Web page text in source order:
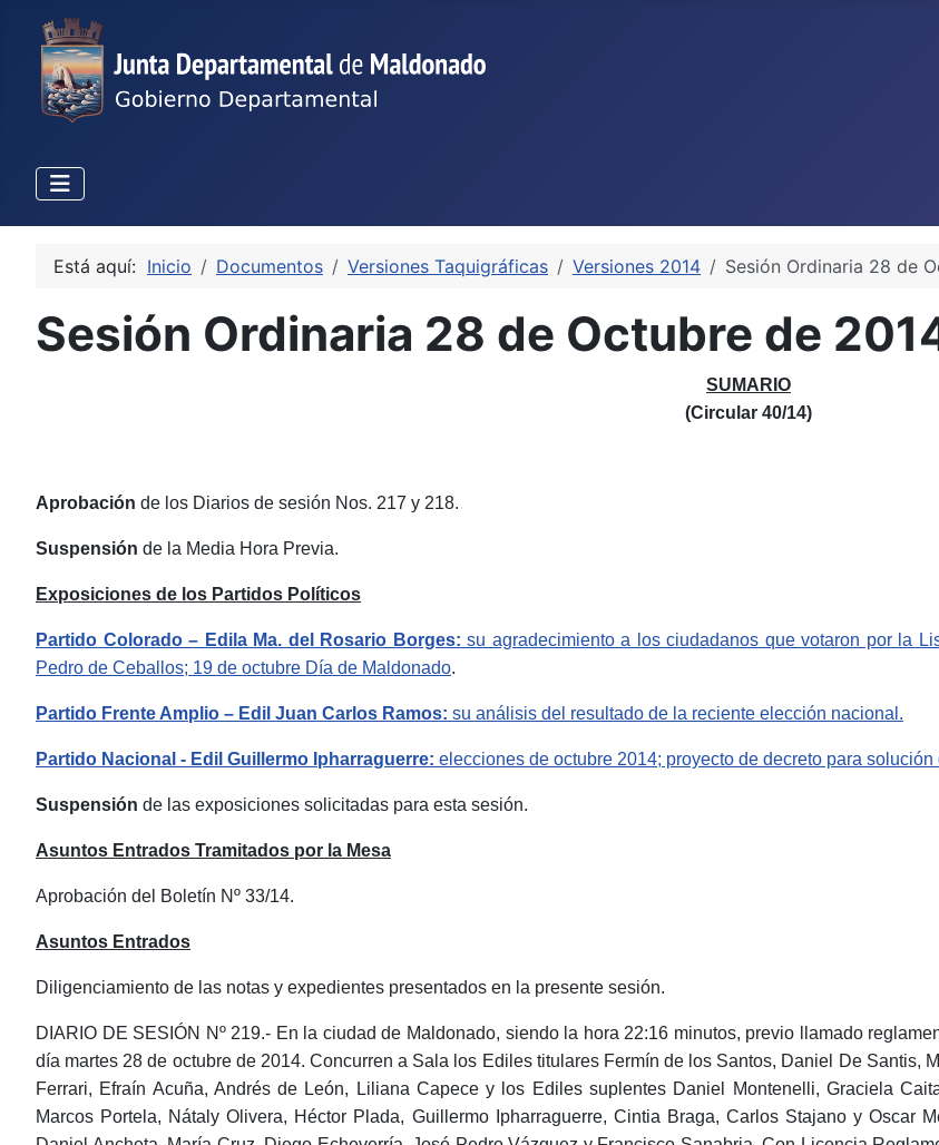
Está aquí: Inicio Documentos Versiones Taquigráficas Versiones 2014 Sesión Ordinaria 28 de
Sesión Ordinaria 28 de Octubre de
SUMARIO
(Circular 40/14)
Aprobación de los Diarios de sesión Nos. 217 y 218.
Suspensión de la Media Hora Previa.
Exposiciones de los Partidos Políticos
Partido Colorado – Edila Ma. del Rosario Borges: su agradecimiento a los ciudadanos que votaron por la
Pedro de Ceballos; 19 de octubre Día de Maldonado.
Partido Frente Amplio – Edil Juan Carlos Ramos: su análisis del resultado de la reciente elección nacional.
Partido Nacional - Edil Guillermo Ipharraguerre: elecciones de octubre 2014; proyecto de decreto para
Suspensión de las exposiciones solicitadas para esta sesión.
Asuntos Entrados Tramitados por la Mesa
Aprobación del Boletín Nº 33/14.
Asuntos Entrados
Diligenciamiento de las notas y expedientes presentados en la presente sesión.
DIARIO DE SESIÓN Nº 219.- En la ciudad de Maldonado, siendo la hora 22:16 minutos, previo llamado
día martes 28 de octubre de 2014. Concurren a Sala los Ediles titulares Fermín de los Santos, Daniel De Santis,
Ferrari, Efraín Acuña, Andrés de León, Liliana Capece y los Ediles suplentes Daniel Montenelli, Graciela
Marcos Portela, Nátaly Olivera, Héctor Plada, Guillermo Ipharraguerre, Cintia Braga, Carlos Stajano y Oscar